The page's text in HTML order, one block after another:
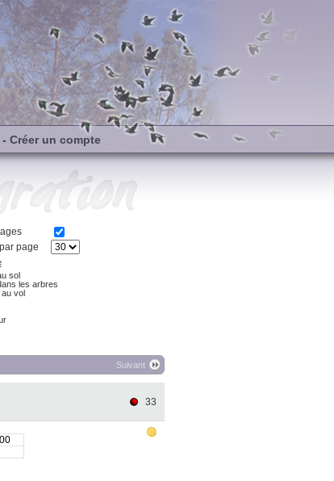
Créer un compte
page
sol
les arbres
vol
Suivant
33